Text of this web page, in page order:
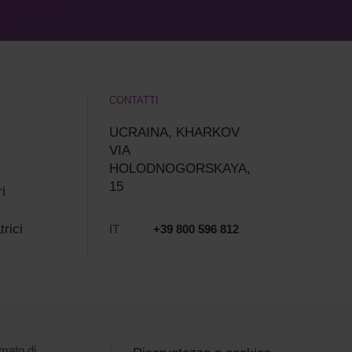
CONTATTI
UCRAINA, KHARKOV
VIA
HOLODNOGORSKAYA,
15
IT +39 800 596 812